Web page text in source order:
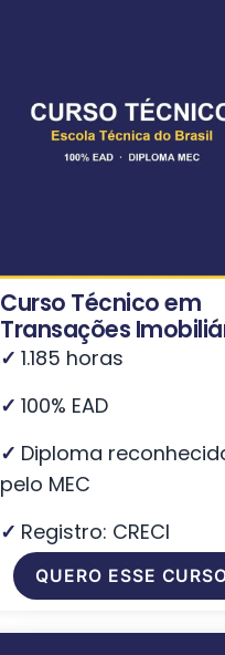
Curso Técnico em
Transações
✓ 1.185 horas
✓ 100% EAD
✓ Diploma
pelo MEC
✓ Registro: CRECI
QUERO ESSE